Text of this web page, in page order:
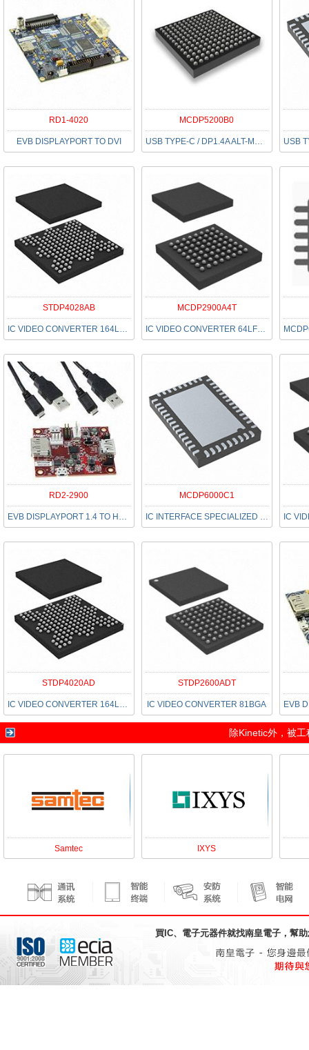
RD1-4020
EVB DISPLAYPORT TO DVI
MCDP5200B0
USB TYPE-C / DP1.4A ALT-MODE TO
STDP4028AB
IC VIDEO CONVERTER 164LFBGA
MCDP2900A4T
IC VIDEO CONVERTER 64LFBGA
RD2-2900
EVB DISPLAYPORT 1.4 TO HDMI 2.0
MCDP6000C1
IC INTERFACE SPECIALIZED 46VQFN
STDP4020AD
IC VIDEO CONVERTER 164LFBGA
STDP2600ADT
IC VIDEO CONVERTER 81BGA
除Kinetic外，被工
Samtec IXYS
買IC、電子元器件就找南皇電子 ，幫